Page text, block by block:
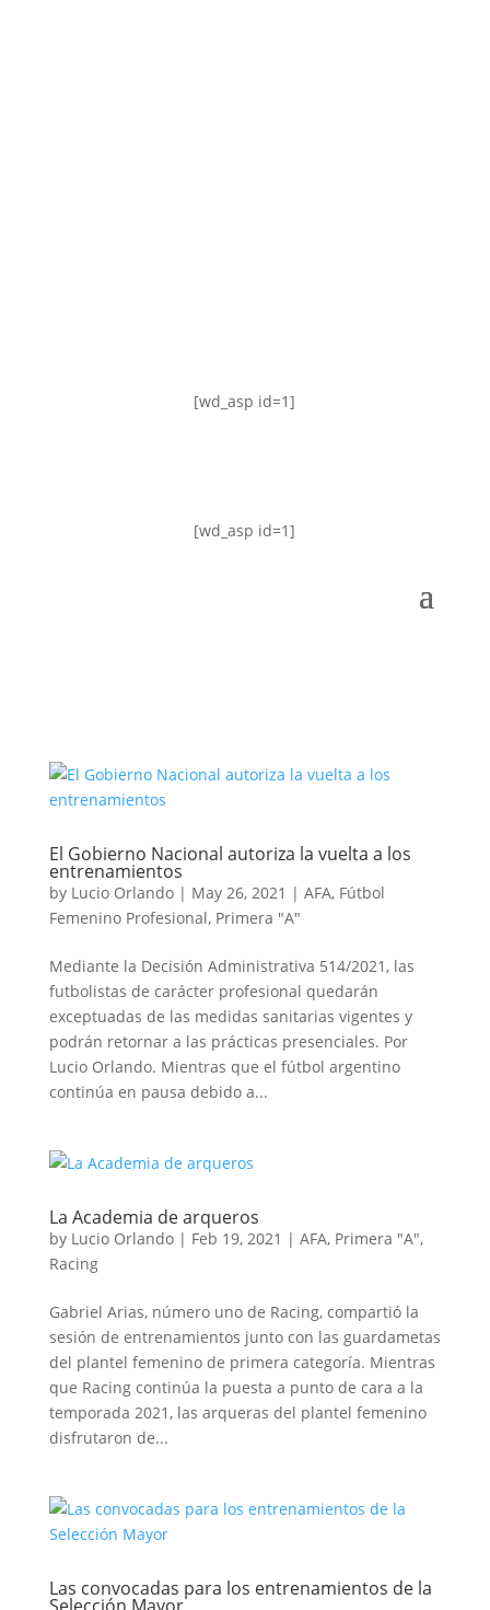
[wd_asp id=1]
[wd_asp id=1]
El Gobierno Nacional autoriza la vuelta a los
entrenamientos
by Lucio Orlando| May 26, 2021 | AFA, Fútbol
Femenino Profesional, Primera "A"
Mediante la Decisión Administrativa 514/2021, las
futbolistas de carácter profesional quedarán
exceptuadas de las medidas sanitarias vigentes y
podrán retornar a las prácticas presenciales. Por
Lucio Orlando. Mientras que el fútbol argentino
continúa en pausa debido a...
La Academia de arqueros
by Lucio Orlando| Feb 19, 2021 | AFA, Primera "A",
Racing
Gabriel Arias, número uno de Racing, compartió la
sesión de entrenamientos junto con las guardametas
del plantel femenino de primera categoría. Mientras
que Racing continúa la puesta a punto de cara a la
temporada 2021, las arqueras del plantel femenino
disfrutaron de...
Las convocadas para los entrenamientos de la